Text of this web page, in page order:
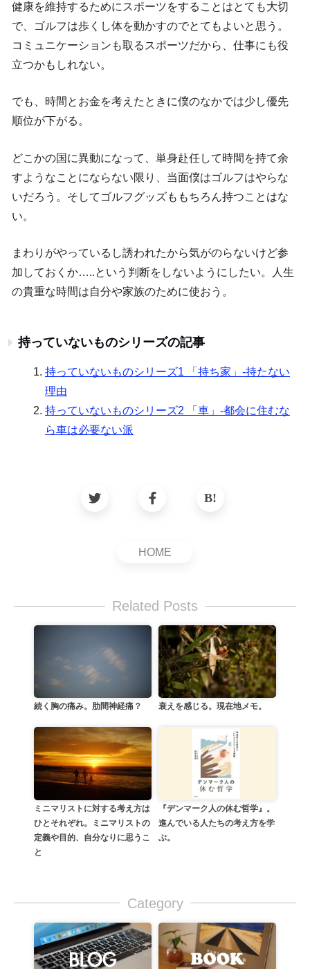
健康を維持するためにスポーツをすることはとても大切
で、ゴルフは歩くし体を動かすのでとてもよいと思う。
コミュニケーションも取るスポーツだから、仕事にも役
立つかもしれない。
でも、時間とお金を考えたときに僕のなかでは少し優先
順位が下がる。
どこかの国に異動になって、単身赴任して時間を持て余
すようなことにならない限り、当面僕はゴルフはやらな
いだろう。そしてゴルフグッズももちろん持つことはな
い。
まわりがやっているし誘われたから気がのらないけど参
加しておくか…..という判断をしないようにしたい。人生
の貴重な時間は自分や家族のために使おう。
持っていないものシリーズの記事
持っていないものシリーズ1 「持ち家」-持たない
理由
持っていないものシリーズ2 「車」-都会に住むな
ら車は必要ない派
HOME
Related Posts
続く胸の痛み。肋間神経痛？ 衰えを感じる。現在地メモ。
ミニマリストに対する考え方は
ひとそれぞれ。ミニマリストの
定義や目的、自分なりに思うこ
と
『デンマーク人の休む哲学』。
進んでいる人たちの考え方を学
ぶ。
Category